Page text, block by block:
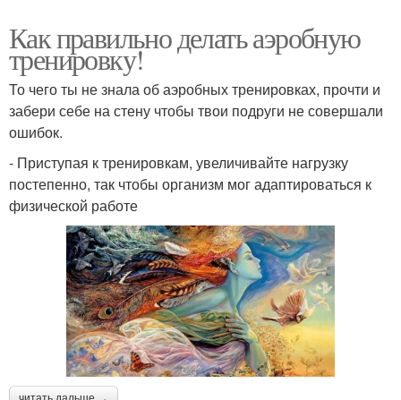
Как правильно делать аэробную
тренировку!
То чего ты не знала об аэробных тренировках, прочти и
забери себе на стену чтобы твои подруги не совершали
ошибок.
- Приступая к тренировкам, увеличивайте нагрузку
постепенно, так чтобы организм мог адаптироваться к
физической работе